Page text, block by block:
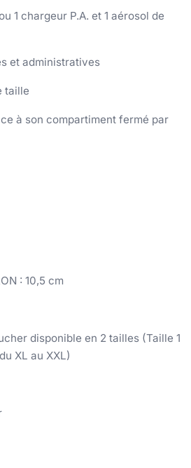
1 chargeur P.A. et 1 aérosol de
et administratives
taille
à son compartiment fermé par
: 10,5 cm
disponible en 2 tailles (Taille 1
XL au XXL)